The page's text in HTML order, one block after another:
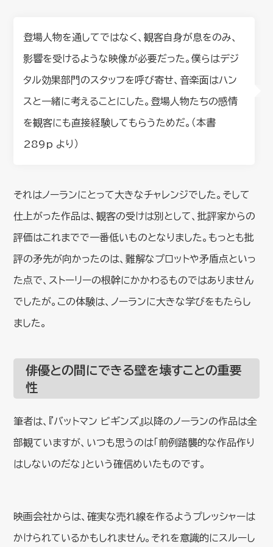
登場人物を通してではなく、観客自身が息をのみ、
影響を受けるような映像が必要だった。僕らはデジ
タル効果部門のスタッフを呼び寄せ、音楽面はハン
スと一緒に考えることにした。登場人物たちの感情
を観客にも直接経験してもらうためだ。（本書
289p より）
それはノーランにとって大きなチャレンジでした。そして
仕上がった作品は、観客の受けは別として、批評家からの
評価はこれまでで一番低いものとなりました。もっとも批
評の矛先が向かったのは、難解なプロットや矛盾点といっ
た点で、ストーリーの根幹にかかわるものではありません
でしたが。この体験は、ノーランに大きな学びをもたらし
ました。
俳優との間にできる壁を壊すことの重要
性
筆者は、『バットマン ビギンズ』以降のノーランの作品は全
部観ていますが、いつも思うのは「前例踏襲的な作品作り
はしないのだな」という確信めいたものです。
映画会社からは、確実な売れ線を作るようプレッシャーは
かけられているかもしれません。それを意識的にスルーし